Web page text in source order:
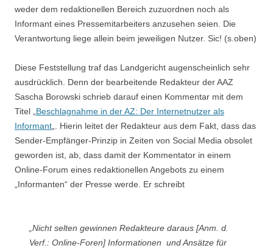
weder dem redaktionellen Bereich zuzuordnen noch als
Informant eines Pressemitarbeiters anzusehen seien. Die
Verantwortung liege allein beim jeweiligen Nutzer. Sic! (s.oben)
Diese Feststellung traf das Landgericht augenscheinlich sehr
ausdrücklich. Denn der bearbeitende Redakteur der AAZ
Sascha Borowski schrieb darauf einen Kommentar mit dem
Titel „ Beschlagnahme in der AZ: Der Internetnutzer als
Informant „. Hierin leitet der Redakteur aus dem Fakt, dass das
Sender-Empfänger-Prinzip in Zeiten von Social Media obsolet
geworden ist, ab, dass damit der Kommentator in einem
Online-Forum eines redaktionellen Angebots zu einem
„Informanten“ der Presse werde. Er schreibt
„Nicht selten gewinnen Redakteure daraus [Anm. d.
Verf.: Online-Foren] Informationen und Ansätze für